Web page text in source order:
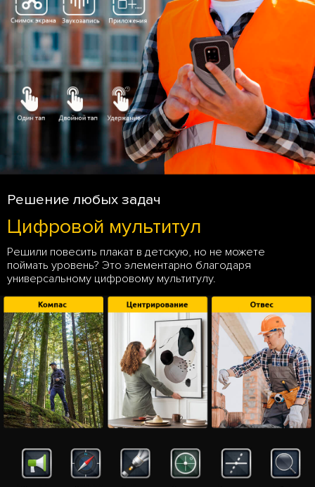
Решение любых задач
Цифровой мультитул
Решили повесить плакат в детскую, но не можете
поймать уровень? Это элементарно благодаря
универсальному цифровому мультитулу.